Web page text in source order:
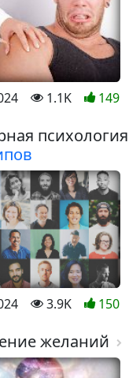
1.1K 149
психология
3.9K 150
желаний